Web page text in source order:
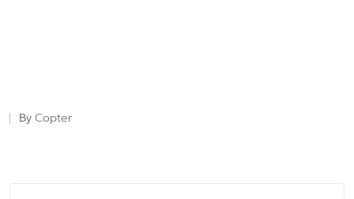
Posted
By Copter